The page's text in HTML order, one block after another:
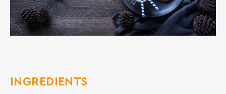
INGREDIENTS